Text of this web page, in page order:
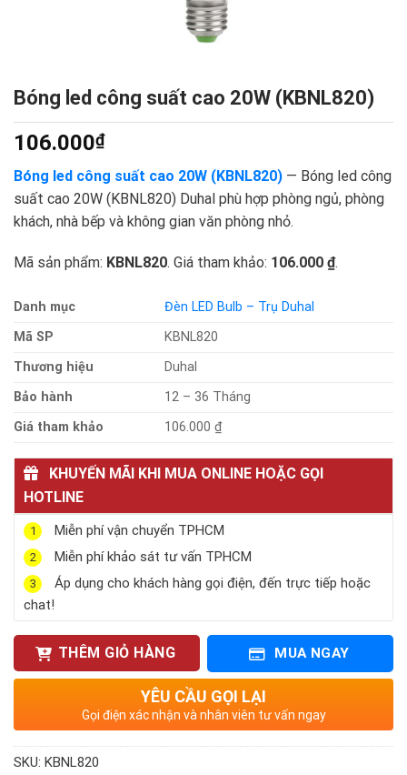
Bóng led công suất cao 20W (KBNL820)
106.000₫
Bóng led công suất cao 20W (KBNL820) — Bóng led công
suất cao 20W (KBNL820) Duhal phù hợp phòng ngủ, phòng
khách, nhà bếp và không gian văn phòng nhỏ.
Mã sản phẩm: KBNL820. Giá tham khảo: 106.000 ₫.
Danh mục
Đèn LED Bulb – Trụ Duhal
Mã SP
KBNL820
Thương hiệu
Duhal
Bảo hành
12 – 36 Tháng
Giá tham khảo
106.000 ₫
KHUYẾN MÃI KHI MUA ONLINE HOẶC GỌI
HOTLINE
1 Miễn phí vận chuyển TPHCM
2 Miễn phí khảo sát tư vấn TPHCM
3
Áp dụng cho khách hàng gọi điện, đến trực tiếp hoặc
chat!
THÊM GIỎ HÀNG MUA NGAY
YÊU CẦU GỌI LẠI
Gọi điện xác nhận và nhân viên tư vấn ngay
SKU: KBNL820